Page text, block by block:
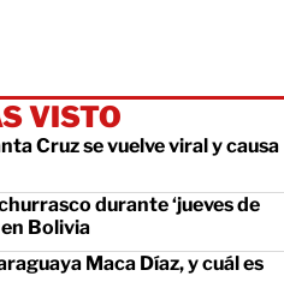
VISTO
Cruz se vuelve viral y causa
durante ‘jueves de
Bolivia
Maca Díaz, y cuál es